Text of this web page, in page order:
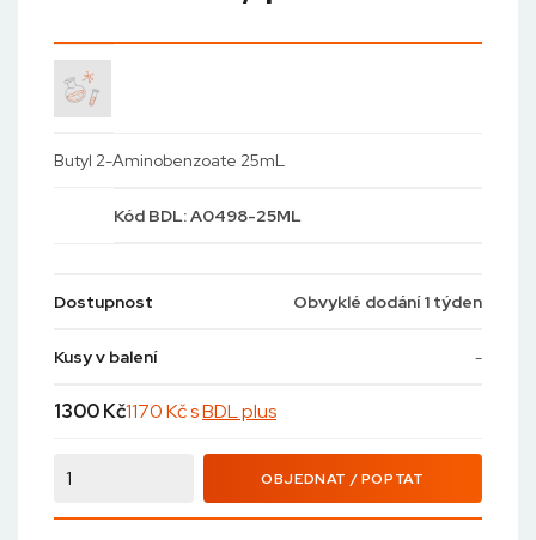
Butyl 2-Aminobenzoate 25mL
Kód BDL: A0498-25ML
Dostupnost Obvyklé dodání 1 týden
Kusy v balení -
1300Kč1170 Kč sBDL plus
OBJEDNAT / POPTAT